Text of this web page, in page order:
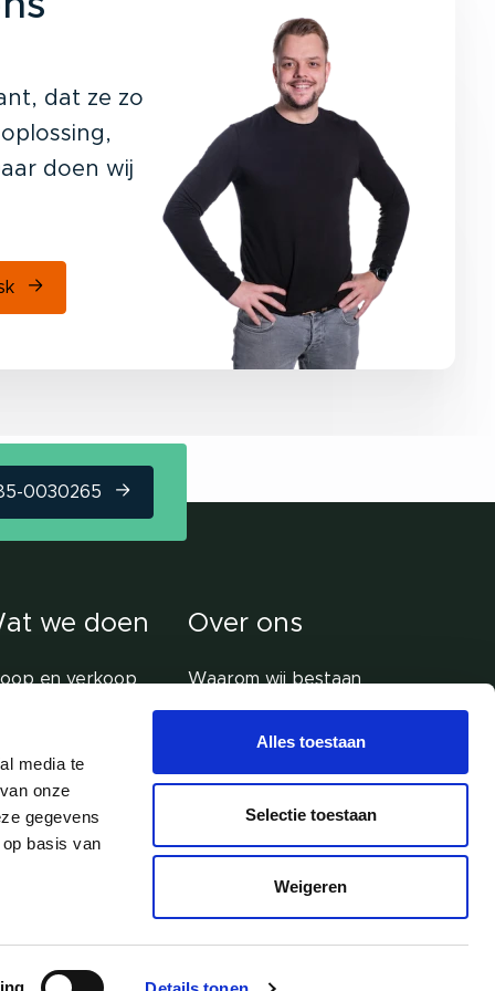
media te
onze
gegevens
basis van
Alles toestaan
Selectie toestaan
Weigeren
dat ze zo
doen wij
0030265
we doen
en verkoop
Care
Over ons
Waarom wij bestaan
De toppers van
Laundry Total
Onze partners